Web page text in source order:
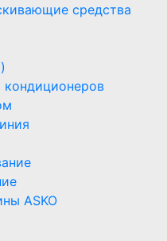
средства
кондиционеров
ASKO